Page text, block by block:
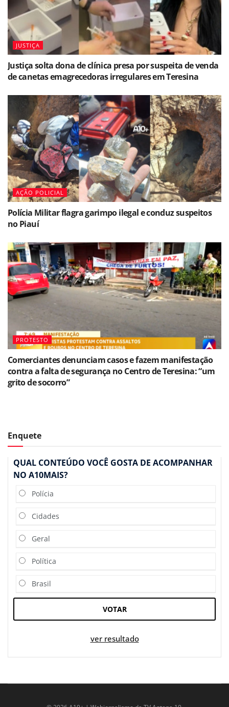
JUSTIÇA
Justiça solta dona de clínica presa por suspeita de venda
de canetas emagrecedoras irregulares em Teresina
AÇÃO POLICIAL
Polícia Militar flagra garimpo ilegal e conduz suspeitos
no Piauí
PROTESTO
Comerciantes denunciam casos e fazem manifestação
contra a falta de segurança no Centro de Teresina: “um
grito de socorro”
Enquete
QUAL CONTEÚDO VOCÊ GOSTA DE ACOMPANHAR
NO A10MAIS?
Polícia
Cidades
Geral
Política
Brasil
VOTAR
ver resultado